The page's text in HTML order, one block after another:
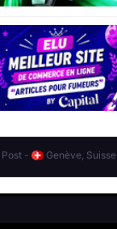
- Genève, Suisse